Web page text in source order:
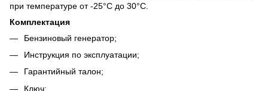
при температуре от -25°С до 30°С.
Комплектация
Бензиновый генератор;
Инструкция по эксплуатации;
Гарантийный талон;
Ключ;